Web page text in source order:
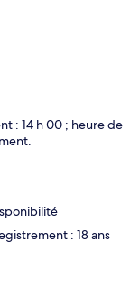
: 14 h 00 ; heure de
: 18 ans